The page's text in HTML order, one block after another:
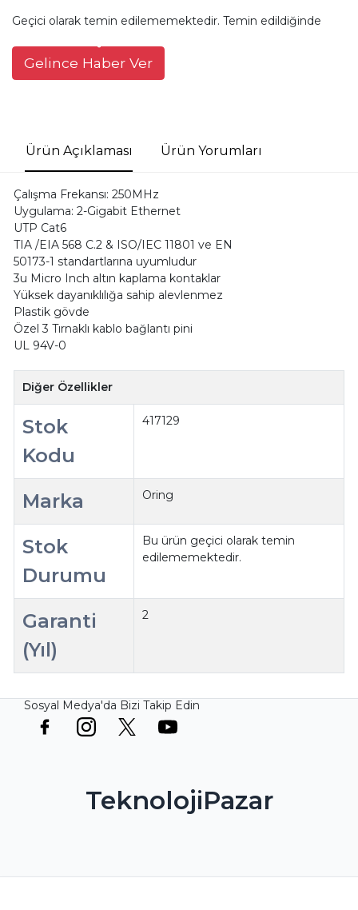
Geçici olarak temin edilememektedir. Temin edildiğinde
Gelince Haber Ver
Ürün Açıklaması Ürün Yorumları
Çalışma Frekansı: 250MHz
Uygulama: 2-Gigabit Ethernet
UTP Cat6
TIA /EIA 568 C.2 & ISO/IEC 11801 ve EN
50173-1 standartlarına uyumludur
3u Micro Inch altın kaplama kontaklar
Yüksek dayanıklılığa sahip alevlenmez
Plastik gövde
Özel 3 Tırnaklı kablo bağlantı pini
UL 94V-0
Diğer Özellikler
Stok
Kodu
417129
Marka Oring
Stok
Durumu
Bu ürün geçici olarak temin
edilememektedir.
Garanti
(Yıl)
2
Sosyal Medya'da Bizi Takip Edin
TeknolojiPazar